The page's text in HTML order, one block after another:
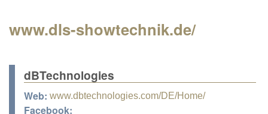
www.dls-showtechnik.de/
dBTechnologies
Web: www.dbtechnologies.com/DE/Home/
Facebook: